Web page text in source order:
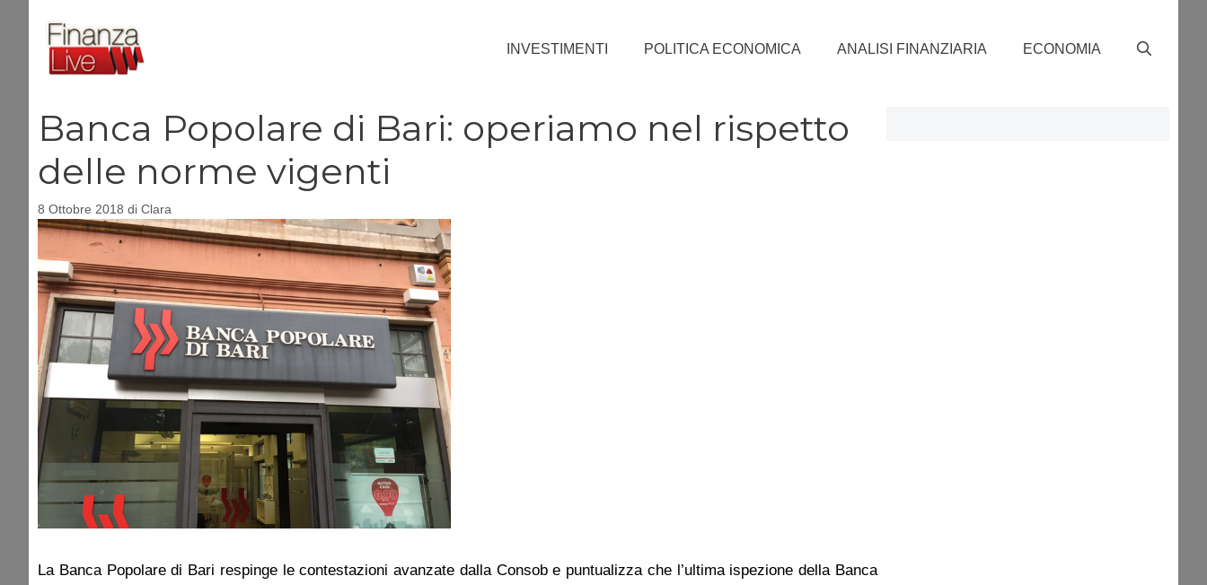
contenuto
INVESTIMENTI POLITICA ECONOMICA ANALISI FINANZIARIA ECONOMIA
Banca Popolare di Bari: operiamo nel rispetto
delle norme vigenti
8 Ottobre 2018 di Clara
La Banca Popolare di Bari respinge le contestazioni avanzate dalla Consob e puntualizza che l’ultima ispezione della Banca